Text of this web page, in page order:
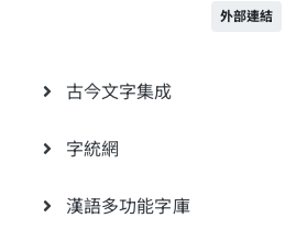
外部連結
古今文字集成
字統網
漢語多功能字庫